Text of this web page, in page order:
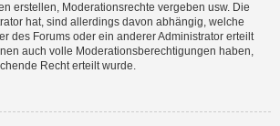
erstellen, Moderationsrechte vergeben usw. Die
hat, sind allerdings davon abhängig, welche
des Forums oder ein anderer Administrator erteilt
auch volle Moderationsberechtigungen haben,
Recht erteilt wurde.